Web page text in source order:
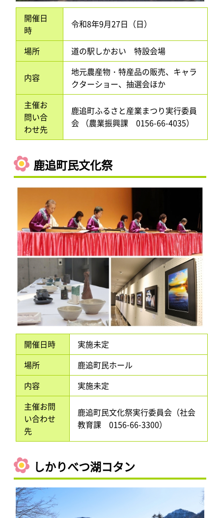
開催日
時
令和8年9月27日（日）
場所 道の駅しかおい 特設会場
内容
地元農産物・特産品の販売、キャラ
クターショー、抽選会ほか
主催お
問い合
わせ先
鹿追町ふるさと産業まつり実行委員
会 （農業振興課 0156-66-4035）
鹿追町民文化祭
開催日時
実施未定
場所
鹿追町民ホール
内容
実施未定
主催お問
い合わせ
先
鹿追町民文化祭実行委員会（社会
教育課 0156-66-3300）
しかりべつ湖コタン